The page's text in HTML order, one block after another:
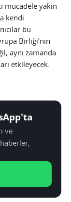
mücadele yakın
kendi
bu
Birliği’nin
aynı zamanda
etkileyecek.
ve